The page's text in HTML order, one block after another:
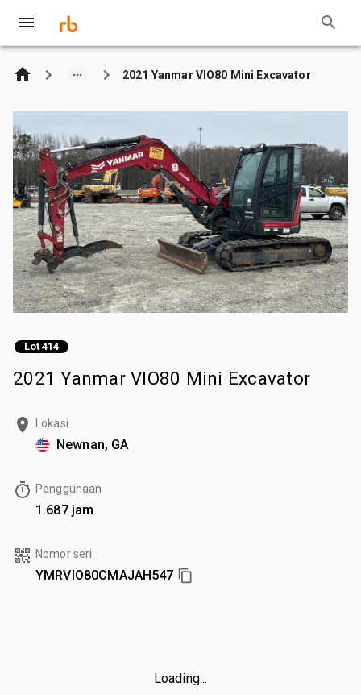
2021 Yanmar VIO80 Mini Excavator
Lot 414
2021 Yanmar VIO80 Mini Excavator
Lokasi
Newnan, GA
Penggunaan
1.687 jam
Nomor seri
YMRVIO80CMAJAH547
Loading...